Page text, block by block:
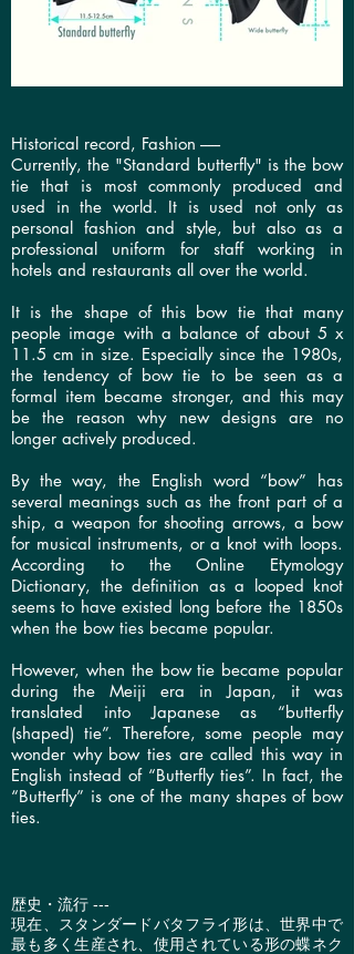
Historical record, Fashion ------
Currently, the "Standard butterfly" is the bow
tie that is most commonly produced and
used in the world. It is used not only as
personal fashion and style, but also as a
professional uniform for staff working in
hotels and restaurants all over the world.
It is the shape of this bow tie that many
people image with a balance of about 5 x
11.5 cm in size. Especially since the 1980s,
the tendency of bow tie to be seen as a
formal item became stronger, and this may
be the reason why new designs are no
longer actively produced.
By the way, the English word “bow” has
several meanings such as the front part of a
ship, a weapon for shooting arrows, a bow
for musical instruments, or a knot with loops.
According to the Online Etymology
Dictionary, the definition as a looped knot
seems to have existed long before the 1850s
when the bow ties became popular.
However, when the bow tie became popular
during the Meiji era in Japan, it was
translated into Japanese as “butterfly
(shaped) tie”. Therefore, some people may
wonder why bow ties are called this way in
English instead of “Butterfly ties”. In fact, the
“Butterfly” is one of the many shapes of bow
ties.
歴史・流行 ---
現在、スタンダードバタフライ形は、世界中で
最も多く生産され、使用されている形の蝶ネク